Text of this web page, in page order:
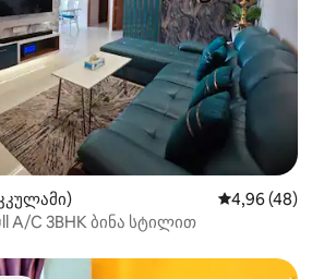
საშუალო
4,96 (48)
A/C 3BHK ბინა სტილით